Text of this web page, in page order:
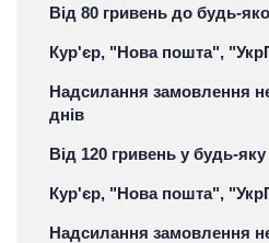
Від 80 гривень до будь-
Кур'єр, "Нова пошта",
Надсилання замовлення
днів
Від 120 гривень у будь-яку
Кур'єр, "Нова пошта",
Надсилання замовлення